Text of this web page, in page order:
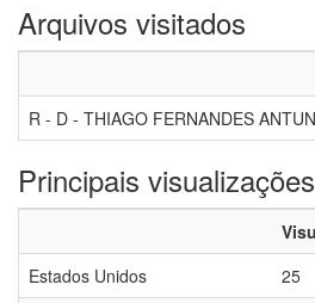
Arquivos visitados
R - D - THIAGO FERNANDES
Principais
Estados Unidos
25